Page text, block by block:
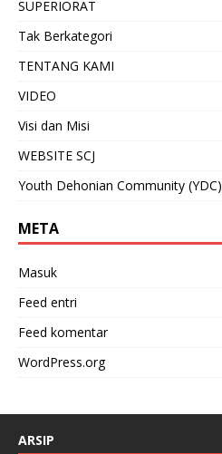
SUPERIORAT
Tak Berkategori
TENTANG KAMI
VIDEO
Visi dan Misi
WEBSITE SCJ
Youth Dehonian Community (YDC)
META
Masuk
Feed entri
Feed komentar
WordPress.org
ARSIP